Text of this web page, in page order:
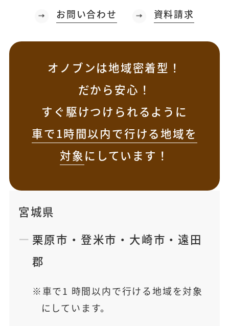
お問い合わせ 資料請求
オノブンは地域密着型！
だから安心！
すぐ駆けつけられるように
車で1時間以内で行ける地域を
対象にしています！
宮城県
栗原市 ・ 登米市 ・ 大崎市 ・ 遠田
郡
車で1 時間以内で行ける地域を対象
にしています。